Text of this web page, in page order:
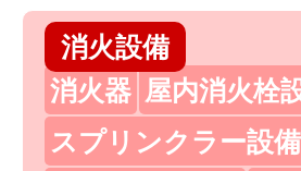
消火設備
消火器 屋内消火栓
スプリンクラー設備